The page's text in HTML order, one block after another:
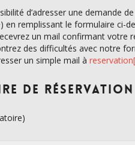
d’adresser une demande
en remplissant le formulaire ci-
un mail confirmant votre
des difficultés avec notre
un simple mail à
de